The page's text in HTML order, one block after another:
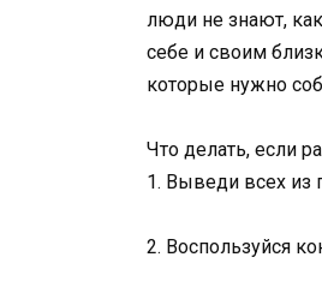
люди не знают,
себе и своим
которые нужно
Что делать, если
1. Выведи всех из
2. Воспользуйся